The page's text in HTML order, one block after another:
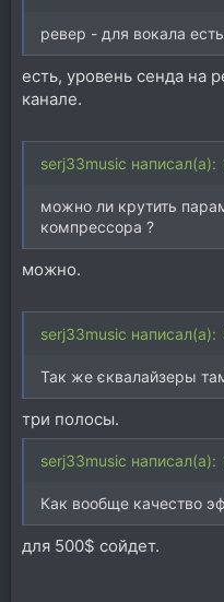
ревер - для вокала
есть, уровень сенда на
канале.
serj33music написал(а):
можно ли крутить
компрессора ?
можно.
serj33music написал(а):
Так же єквалайзеры
три полосы.
serj33music написал(а):
Как вообще качество
для 500$ сойдет.